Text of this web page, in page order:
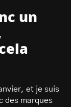
un
et je suis
des marques